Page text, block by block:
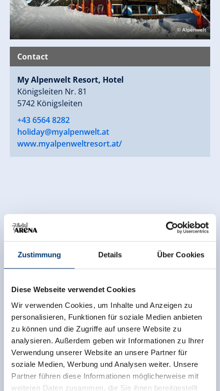
Zustimmung Details Über Cookies
Diese Webseite verwendet Cookies
Wir verwenden Cookies, um Inhalte und Anzeigen zu
personalisieren, Funktionen für soziale Medien anbieten
zu können und die Zugriffe auf unsere Website zu
analysieren. Außerdem geben wir Informationen zu Ihrer
Verwendung unserer Website an unsere Partner für
soziale Medien, Werbung und Analysen weiter. Unsere
Partner führen diese Informationen möglicherweise mit
weiteren Daten zusammen, die Sie ihnen bereitgestellt
© Alpenwelt
Contact
My Alpenwelt Resort, Hotel
Königsleiten Nr. 81
5742 Königsleiten
+43 6564 8282
holiday@myalpenwelt.at
www.myalpenweltresort.at/